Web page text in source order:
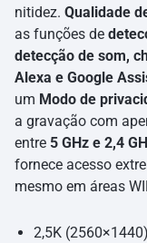
nitidez. Qualidade
as funções de
detecção de som,
Alexa e Google
um Modo de
a gravação com
entre 5 GHz e 2,4
fornece acesso
mesmo em áreas
2,5K